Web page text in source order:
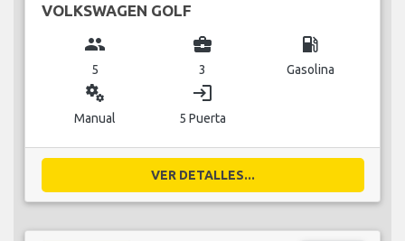
VOLKSWAGEN GOLF
group
5
business_center
3
local_gas_station
Gasolina
miscellaneous_services
Manual
login
5 Puerta
VER DETALLES...